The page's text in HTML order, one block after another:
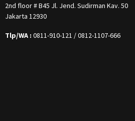
2nd floor # B45 Jl. Jend. Sudirman Kav. 50
Jakarta 12930
Tlp/WA : 0811-910-121 / 0812-1107-666